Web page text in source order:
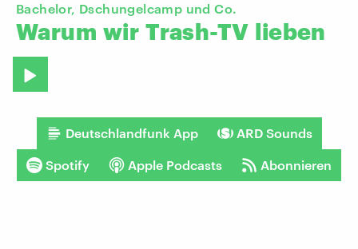
Bachelor, Dschungelcamp und Co.
Warum wir Trash-TV lieben
Deutschlandfunk App ARD Sounds
Spotify Apple Podcasts Abonnieren